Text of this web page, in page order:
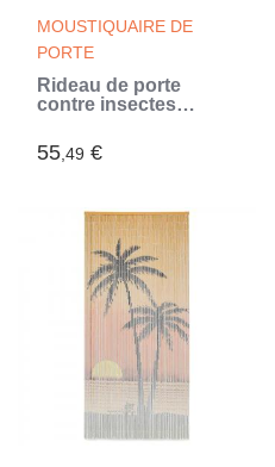
MOUSTIQUAIRE DE
PORTE
Rideau de porte
contre insectes
(Multicouleur)
55,49 €